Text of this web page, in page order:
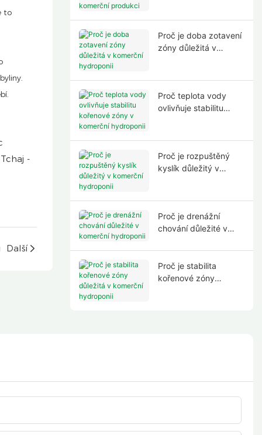
to
Další
Proč je doba zotavení
zóny důležitá v
Proč teplota vody
ovlivňuje stabilitu
Proč je rozpuštěný
kyslík důležitý v
Proč je drenážní
chování důležité v
Proč je stabilita
kořenové zóny